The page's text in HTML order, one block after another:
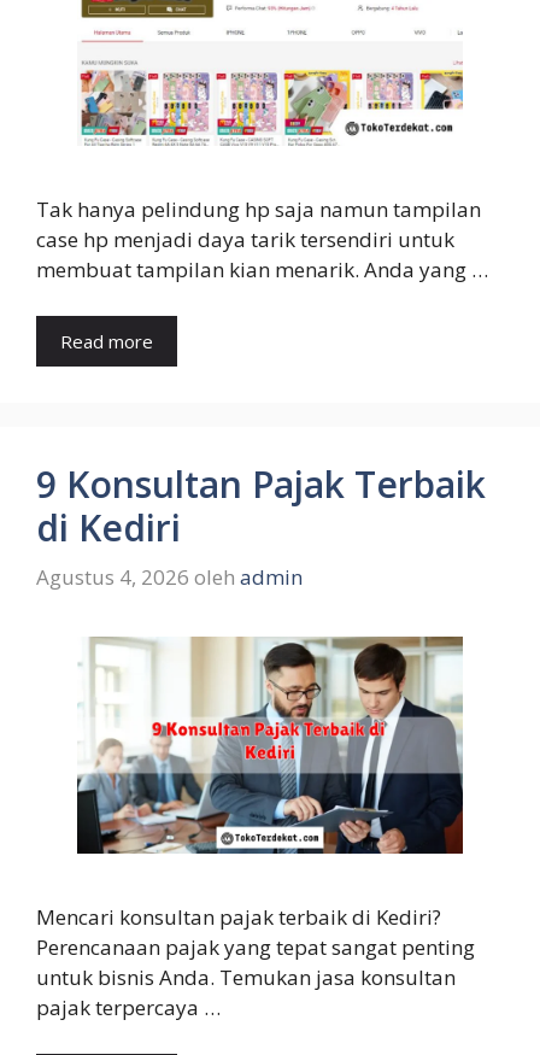
Tak hanya pelindung hp saja namun tampilan
case hp menjadi daya tarik tersendiri untuk
membuat tampilan kian menarik. Anda yang …
Read more
9 Konsultan Pajak Terbaik
di Kediri
Agustus 4, 2026 oleh admin
Mencari konsultan pajak terbaik di Kediri?
Perencanaan pajak yang tepat sangat penting
untuk bisnis Anda. Temukan jasa konsultan
pajak terpercaya …